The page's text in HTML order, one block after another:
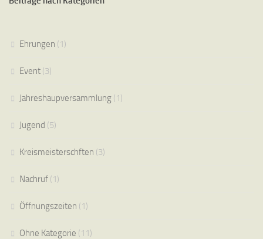
Ehrungen (1)
Event (3)
Jahreshaupversammlung (1)
Jugend (5)
Kreismeisterschften (3)
Nachruf (1)
Öffnungszeiten (1)
Ohne Kategorie (11)